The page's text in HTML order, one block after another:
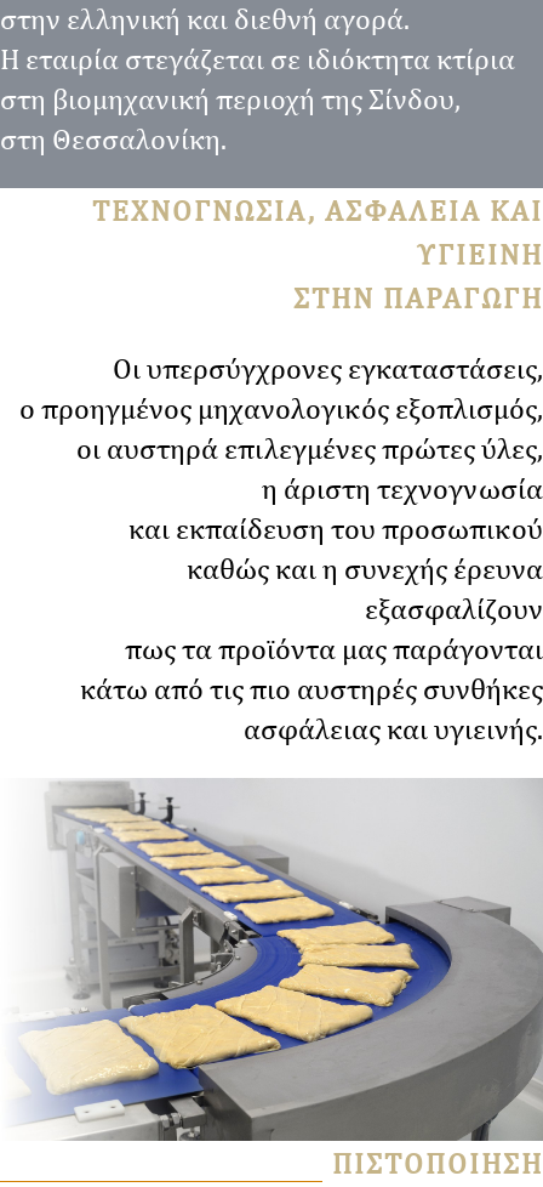
στην ελληνική και διεθνή αγορά.
Η εταιρία στεγάζεται σε ιδιόκτητα κτίρια
στη βιομηχανική περιοχή της Σίνδου,
στη Θεσσαλονίκη.
ΤΕΧΝΟΓΝΩΣΙΑ, ΑΣΦΑΛΕΙΑ ΚΑΙ
ΥΓΙΕΙΝΗ
ΣΤΗΝ ΠΑΡΑΓΩΓΗ
Οι υπερσύγχρονες εγκαταστάσεις,
ο προηγμένος μηχανολογικός εξοπλισμός,
οι αυστηρά επιλεγμένες πρώτες ύλες,
η άριστη τεχνογνωσία
και εκπαίδευση του προσωπικού
καθώς και η συνεχής έρευνα
εξασφαλίζουν
πως τα προϊόντα μας παράγονται
κάτω από τις πιο αυστηρές συνθήκες
ασφάλειας και υγιεινής.
ΠΙΣΤΟΠΟΙΗΣΗ